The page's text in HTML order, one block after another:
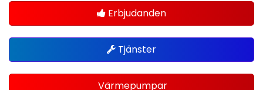
Erbjudanden
Tjänster
Värmepumpar